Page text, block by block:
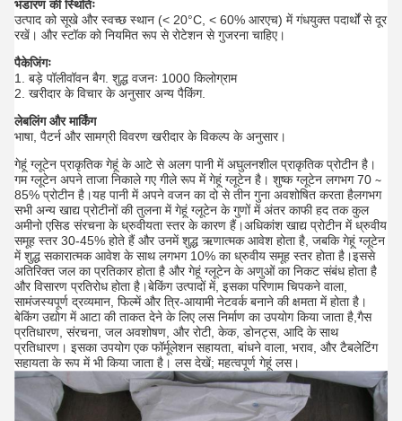
भंडारण की स्थितिः
उत्पाद को सूखे और स्वच्छ स्थान (< 20°C, < 60% आरएच) में गंधयुक्त पदार्थों से दूर
रखें। और स्टॉक को नियमित रूप से रोटेशन से गुजरना चाहिए।
पैकेजिंगः
1. बड़े पॉलीवॉवन बैग. शुद्ध वजनः 1000 किलोग्राम
2. खरीदार के विचार के अनुसार अन्य पैकिंग.
लेबलिंग और मार्किंग
भाषा, पैटर्न और सामग्री विवरण खरीदार के विकल्प के अनुसार।
गेहूं ग्लूटेन प्राकृतिक गेहूं के आटे से अलग पानी में अघुलनशील प्राकृतिक प्रोटीन है।
गम ग्लूटेन अपने ताजा निकाले गए गीले रूप में गेहूं ग्लूटेन है। शुष्क ग्लूटेन लगभग 70 ∼
85% प्रोटीन है।यह पानी में अपने वजन का दो से तीन गुना अवशोषित करता हैलगभग
सभी अन्य खाद्य प्रोटीनों की तुलना में गेहूं ग्लूटेन के गुणों में अंतर काफी हद तक कुल
अमीनो एसिड संरचना के ध्रुवीयता स्तर के कारण हैं।अधिकांश खाद्य प्रोटीन में ध्रुवीय
समूह स्तर 30-45% होते हैं और उनमें शुद्ध ऋणात्मक आवेश होता है, जबकि गेहूं ग्लूटेन
में शुद्ध सकारात्मक आवेश के साथ लगभग 10% का ध्रुवीय समूह स्तर होता है।इससे
अतिरिक्त जल का प्रतिकार होता है और गेहूं ग्लूटेन के अणुओं का निकट संबंध होता है
और विसारण प्रतिरोध होता है।बेकिंग उत्पादों में, इसका परिणाम चिपकने वाला,
सामंजस्यपूर्ण द्रव्यमान, फिल्में और त्रि-आयामी नेटवर्क बनाने की क्षमता में होता है।
बेकिंग उद्योग में आटा की ताकत देने के लिए लस निर्माण का उपयोग किया जाता है,गैस
प्रतिधारण, संरचना, जल अवशोषण, और रोटी, केक, डोनट्स, आदि के साथ
प्रतिधारण। इसका उपयोग एक फॉर्मूलेशन सहायता, बांधने वाला, भराव, और टैबलेटिंग
सहायता के रूप में भी किया जाता है। लस देखें; महत्वपूर्ण गेहूं लस।